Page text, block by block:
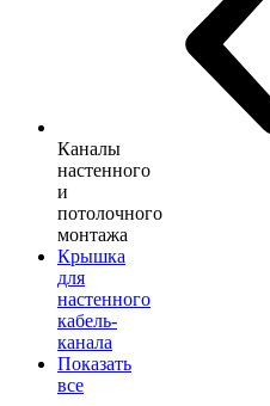
Каналы
настенного
и
потолочного
монтажа
Крышка
для
настенного
кабель-
канала
Показать
все